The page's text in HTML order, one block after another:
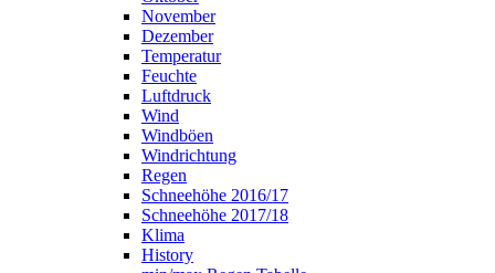
November
Dezember
Temperatur
Feuchte
Luftdruck
Wind
Windböen
Windrichtung
Regen
Schneehöhe 2016/17
Schneehöhe 2017/18
Klima
History